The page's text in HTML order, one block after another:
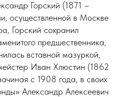
Горский (1871 –
осуществленной в Москве
Горский сохранил
предшественника,
вставной мазуркой,
Иван Хлюстин (1862
с 1908 года, в своих
Александр Алексеевич